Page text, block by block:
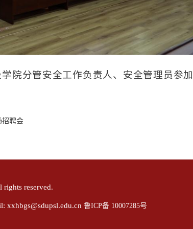
院分管安全工作负责人、安全管理员参
招聘会
reserved.
xxhbgs@sdupsl.edu.cn 鲁ICP备 10007285号